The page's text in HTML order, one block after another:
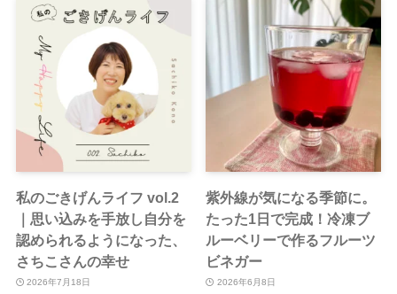
私のごきげんライフ vol.2
｜思い込みを手放し自分を
認められるようになった、
さちこさんの幸せ
2026年7月18日
紫外線が気になる季節に。
たった1日で完成！冷凍ブ
ルーベリーで作るフルーツ
ビネガー
2026年6月8日